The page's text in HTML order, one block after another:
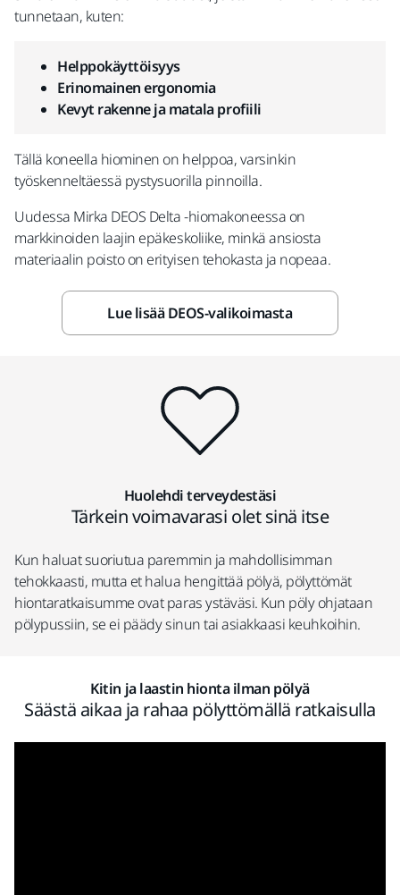
tunnetaan, kuten:
Helppokäyttöisyys
Erinomainen ergonomia
Kevyt rakenne ja matala profiili
Tällä koneella hiominen on helppoa, varsinkin
työskenneltäessä pystysuorilla pinnoilla.
Uudessa Mirka DEOS Delta -hiomakoneessa on
markkinoiden laajin epäkeskoliike, minkä ansiosta
materiaalin poisto on erityisen tehokasta ja nopeaa.
Lue lisää DEOS-valikoimasta
Huolehdi terveydestäsi
Tärkein voimavarasi olet sinä itse
Kun haluat suoriutua paremmin ja mahdollisimman
tehokkaasti, mutta et halua hengittää pölyä, pölyttömät
hiontaratkaisumme ovat paras ystäväsi. Kun pöly ohjataan
pölypussiin, se ei päädy sinun tai asiakkaasi keuhkoihin.
Kitin ja laastin hionta ilman pölyä
Säästä aikaa ja rahaa pölyttömällä ratkaisulla